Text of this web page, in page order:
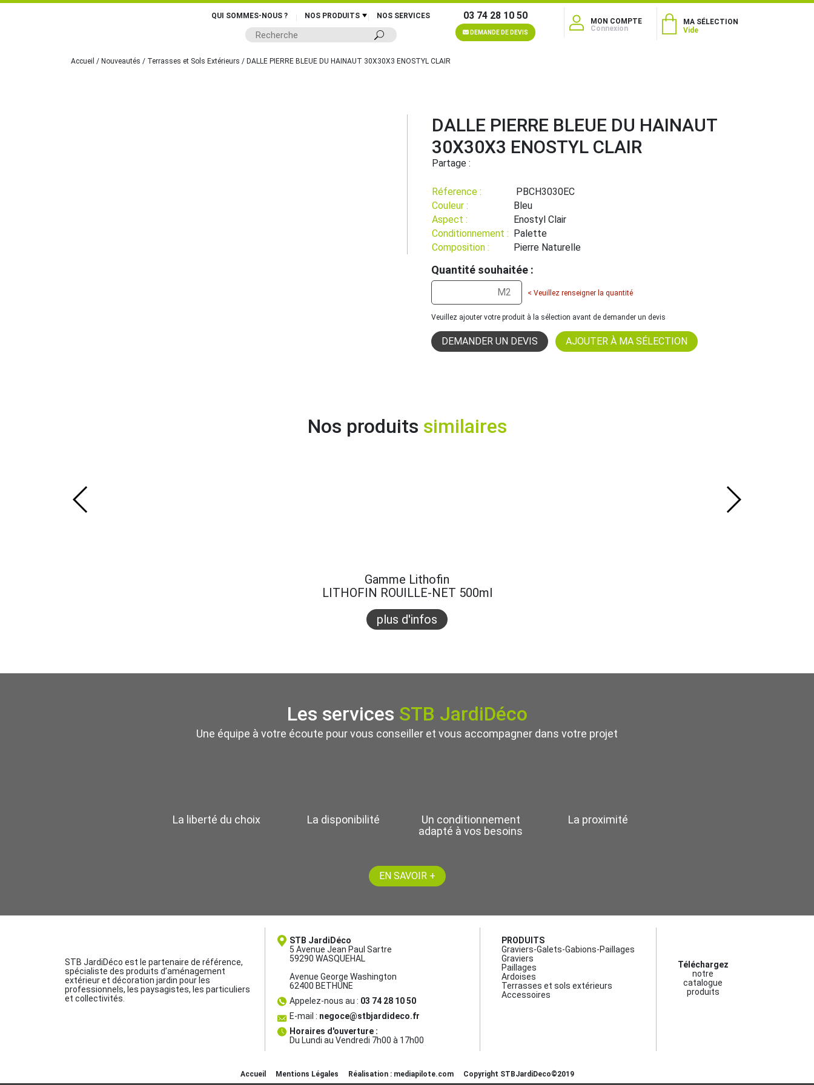
QUI SOMMES-NOUS ? NOS PRODUITS NOS SERVICES 03 74 28 10 50
DEMANDE DE DEVIS
MON COMPTE
Connexion
MA SÉLECTION
Vide
Accueil / Nouveautés / Terrasses et Sols Extérieurs / DALLE PIERRE BLEUE DU HAINAUT 30X30X3 ENOSTYL CLAIR
DALLE PIERRE BLEUE DU HAINAUT
30X30X3 ENOSTYL CLAIR
Partage :
Réference :
PBCH3030EC
Couleur :
Bleu
Aspect :
Enostyl Clair
Conditionnement : Palette
Composition :
Pierre Naturelle
Quantité souhaitée :
< Veuillez renseigner la quantité
Veuillez ajouter votre produit à la sélection avant de demander un devis
DEMANDER UN DEVIS
Nos produits similaires
Gamme Lithofin
LITHOFIN ROUILLE-NET 500ml
plus d'infos
Les services STB JardiDéco
Une équipe à votre écoute pour vous conseiller et vous accompagner dans votre projet
La liberté du choix La disponibilité
Un conditionnement
adapté à vos besoins
La proximité
EN SAVOIR +
STB JardiDéco est le partenaire de référence,
spécialiste des produits d’aménagement
extérieur et décoration jardin pour les
professionnels, les paysagistes, les particuliers
et collectivités.
STB JardiDéco
5 Avenue Jean Paul Sartre
59290 WASQUEHAL
Avenue George Washington
62400 BETHUNE
Appelez-nous au : 03 74 28 10 50
E-mail : negoce@stbjardideco.fr
Horaires d'ouverture :
Du Lundi au Vendredi 7h00 à 17h00
PRODUITS
Graviers-Galets-Gabions-Paillages
Graviers
Paillages
Ardoises
Terrasses et sols extérieurs
Accessoires
Téléchargez
notre
catalogue
produits
Accueil Mentions Légales Réalisation : mediapilote.com Copyright STBJardiDeco©2019